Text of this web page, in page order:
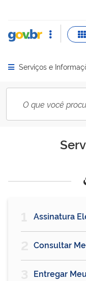
Abrir menu
Serviços e
Assinatura
Consultar
Entregar